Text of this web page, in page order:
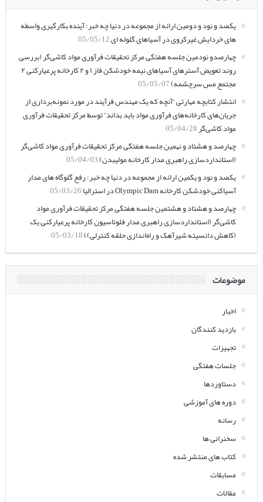
یکصد و نود و دومین ارائه از مجموعه در دنیا چه خبر: آینده بکارگیری واسطه
های خردایش غیرکروی در آسیاهای گلوله ای05/05/12
چهارصدو نودمین جلسه هفتگی مرکز تحقیقات فرآوری مواد کاشی‌گر (بررسی
روند تعویض آسترهای آسیاهای نیمه خودشکن فاز ۱ و ۲ کارخانه پرعیارکنی ۲
مجتمع مس سرچشمه)05/05/07
انتشار کتابچه مهارتی “آنچه که یک مهندس فرآیند در مورد نمونه‌برداری از
جریان‌های کارخانه‌های فرآوری مواد باید بداند” توسط مرکز تحقیقات فرآوری
مواد کاشی‌گر05/04/28
چهارصد و هشتاد و نهمین جلسه هفتگی مرکز تحقیقات فرآوری مواد کاشی‌گر
(استانداردسازی راهبری مدار کارخانه مولیبدن)05/04/03
یکصد و نود و یکمین ارائه از مجموعه در دنیا چه خبر: رفع گلوگاه های مدار
آسیاکنی خودشکن کارخانه Olympic Dam در استرالیا
05/03/26
چهارصد و هشتاد و هشتمین جلسه هفتگی مرکز تحقیقات فرآوری مواد
کاشی‌گر (استانداردسازی راهبری مدار فلوتاسیون کارخانه پرعیارکنی یک
(کاهش دانسیته شیرآهک و راه‌اندازی حلقه کنترلی))05/03/18
موضوعات
اخبار
بازدید کنندگان
تجهیزات
جلسات هفتگی
دستاوردها
دوره های آموزشی
رسانه
سخنرانی ها
کتاب های منتشر شده
مسابقات
مقالات